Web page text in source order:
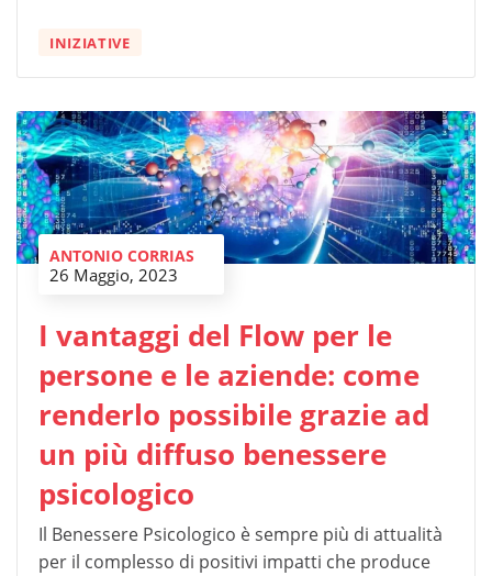
INIZIATIVE
ANTONIO CORRIAS
26 Maggio, 2023
I vantaggi del Flow per le
persone e le aziende: come
renderlo possibile grazie ad
un più diffuso benessere
psicologico
Il Benessere Psicologico è sempre più di attualità
per il complesso di positivi impatti che produce